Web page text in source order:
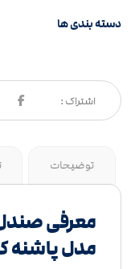
دسته بندی ها
توضیحات
معرفی صندل
مدل پاشنه